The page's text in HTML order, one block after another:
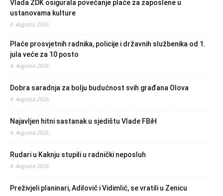
Vlada ZDK osigurala povećanje plaće za zaposlene u
ustanovama kulture
4. Augusta 2026.
Plaće prosvjetnih radnika, policije i državnih službenika od 1.
jula veće za 10 posto
4. Augusta 2026.
Dobra saradnja za bolju budućnost svih građana Olova
4. Augusta 2026.
Najavljen hitni sastanak u sjedištu Vlade FBiH
4. Augusta 2026.
Rudari u Kaknju stupili u radnički neposluh
4. Augusta 2026.
Preživjeli planinari, Adilović i Vidimlić, se vratili u Zenicu